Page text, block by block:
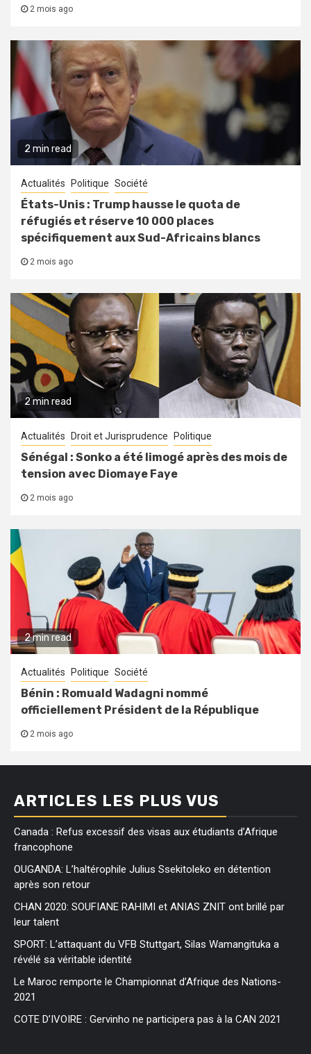
2 mois ago
2 min read
Actualités Politique Société
États-Unis : Trump hausse le quota de
réfugiés et réserve 10 000 places
spécifiquement aux Sud-Africains blancs
2 mois ago
2 min read
Actualités Droit et Jurisprudence Politique
Sénégal : Sonko a été limogé après des mois de
tension avec Diomaye Faye
2 mois ago
2 min read
Actualités Politique Société
Bénin : Romuald Wadagni nommé
officiellement Président de la République
2 mois ago
ARTICLES LES PLUS VUS
Canada : Refus excessif des visas aux étudiants d’Afrique
francophone
OUGANDA: L’haltérophile Julius Ssekitoleko en détention
après son retour
CHAN 2020: SOUFIANE RAHIMI et ANIAS ZNIT ont brillé par
leur talent
SPORT: L’attaquant du VFB Stuttgart, Silas Wamangituka a
révélé sa véritable identité
Le Maroc remporte le Championnat d’Afrique des Nations-
2021
COTE D’IVOIRE : Gervinho ne participera pas à la CAN 2021